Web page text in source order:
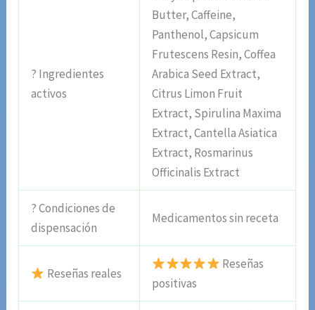
? Ingredientes
activos
Butter, Caffeine,
Panthenol, Capsicum
Frutescens Resin, Coffea
Arabica Seed Extract,
Citrus Limon Fruit
Extract, Spirulina Maxima
Extract, Cantella Asiatica
Extract, Rosmarinus
Officinalis Extract
? Condiciones de
dispensación
Medicamentos sin receta
Reseñas reales
Reseñas
positivas